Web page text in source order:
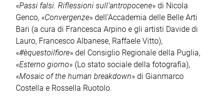
«Passi falsi. Riflessioni sull’antropocene» di Nicola
Genco, «Convergenze» dell’Accademia delle Belle Arti
Bari (a cura di Francesca Arpino e gli artisti Davide di
Lauro, Francesco Albanese, Raffaele Vitto),
«#èquestoilfiore» del Consiglio Regionale della Puglia,
«Esterno giorno» (Lo stato sociale della fotografia),
«Mosaic of the human breakdown» di Gianmarco
Costella e Rossella Ruotolo.